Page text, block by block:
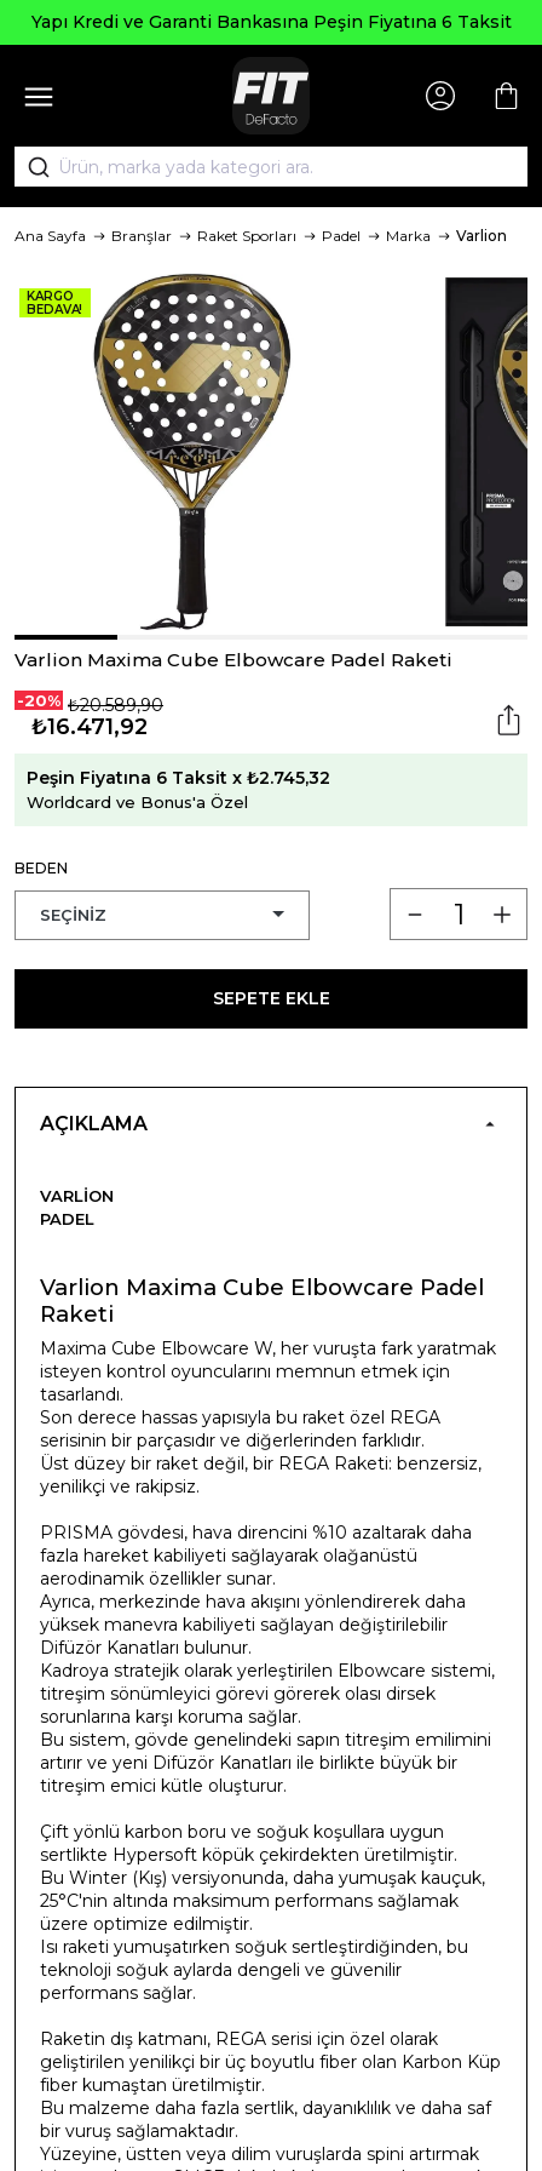
Yapı Kredi ve Garanti Bankasına Peşin Fiyatına 6 Taksit
Ana Sayfa Branşlar Raket Sporları Padel Marka Varlion
KARGO
BEDAVA!
Varlion Maxima Cube Elbowcare Padel Raketi
-20% ₺20.589,90
₺16.471,92
Peşin Fiyatına 6 Taksit x ₺2.745,32
Worldcard ve Bonus'a Özel
BEDEN
SEPETE EKLE
AÇIKLAMA
VARLION
PADEL
Varlion Maxima Cube Elbowcare Padel
Raketi
Maxima Cube Elbowcare W, her vuruşta fark yaratmak
isteyen kontrol oyuncularını memnun etmek için
tasarlandı.
Son derece hassas yapısıyla bu raket özel REGA
serisinin bir parçasıdır ve diğerlerinden farklıdır.
Üst düzey bir raket değil, bir REGA Raketi: benzersiz,
yenilikçi ve rakipsiz.
PRISMA gövdesi, hava direncini %10 azaltarak daha
fazla hareket kabiliyeti sağlayarak olağanüstü
aerodinamik özellikler sunar.
Ayrıca, merkezinde hava akışını yönlendirerek daha
yüksek manevra kabiliyeti sağlayan değiştirilebilir
Difüzör Kanatları bulunur.
Kadroya stratejik olarak yerleştirilen Elbowcare sistemi,
titreşim sönümleyici görevi görerek olası dirsek
sorunlarına karşı koruma sağlar.
Bu sistem, gövde genelindeki sapın titreşim emilimini
artırır ve yeni Difüzör Kanatları ile birlikte büyük bir
titreşim emici kütle oluşturur.
Çift yönlü karbon boru ve soğuk koşullara uygun
sertlikte Hypersoft köpük çekirdekten üretilmiştir.
Bu Winter (Kış) versiyonunda, daha yumuşak kauçuk,
25°C'nin altında maksimum performans sağlamak
üzere optimize edilmiştir.
Isı raketi yumuşatırken soğuk sertleştirdiğinden, bu
teknoloji soğuk aylarda dengeli ve güvenilir
performans sağlar.
Raketin dış katmanı, REGA serisi için özel olarak
geliştirilen yenilikçi bir üç boyutlu fiber olan Karbon Küp
fiber kumaştan üretilmiştir.
Bu malzeme daha fazla sertlik, dayanıklılık ve daha saf
bir vuruş sağlamaktadır.
Yüzeyine, üstten veya dilim vuruşlarda spini artırmak